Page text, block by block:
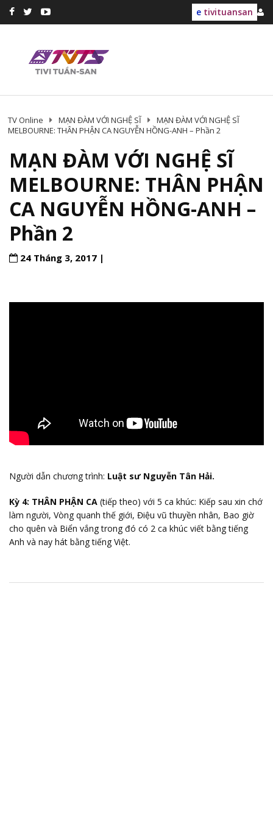
e tivituansan
TV Online MẠN ĐÀM VỚI NGHỆ SĨ
MẠN ĐÀM VỚI NGHỆ SĨ
MELBOURNE: THÂN PHẬN CA NGUYỄN HỒNG-ANH – Phần 2
MẠN ĐÀM VỚI NGHỆ SĨ
MELBOURNE: THÂN PHẬN
CA NGUYỄN HỒNG-ANH –
Phần 2
24 Tháng 3, 2017 |
Người dẫn chương trình: Luật sư Nguyễn Tân Hải.
Kỳ 4: THÂN PHẬN CA (tiếp theo) với 5 ca khúc: Kiếp sau xin chớ
làm người, Vòng quanh thế giới, Điệu vũ thuyền nhân, Bao giờ
cho quên và Biển vắng trong đó có 2 ca khúc viết bằng tiếng
Anh và nay hát bằng tiếng Việt.